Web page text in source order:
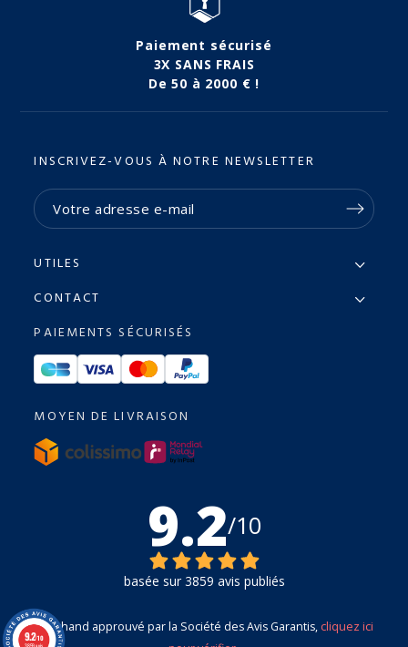
Paiement sécurisé
3X SANS FRAIS
De 50 à 2000 € !
INSCRIVEZ-VOUS À NOTRE NEWSLETTER
UTILES
CONTACT
PAIEMENTS SÉCURISÉS
MOYEN DE LIVRAISON
9.2/10
basée sur 3859 avis publiés
Marchand approuvé par la Société des Avis Garantis, cliquez ici
9.2/10